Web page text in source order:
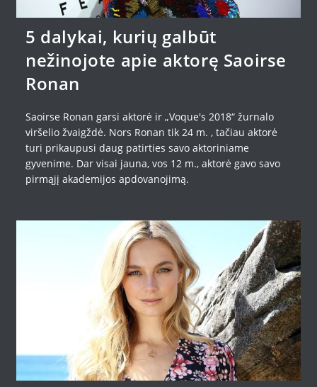
5 dalykai, kurių galbūt
nežinojote apie aktorę Saoirse
Ronan
Saoirse Ronan garsi aktorė ir „Voque's 2018“ žurnalo
viršelio žvaigždė. Nors Ronan tik 24 m. , tačiau aktorė
turi prikaupusi daug patirties savo aktoriniame
gyvenime. Dar visai jauna, vos 12 m., aktorė gavo savo
pirmąjį akademijos apdovanojimą.